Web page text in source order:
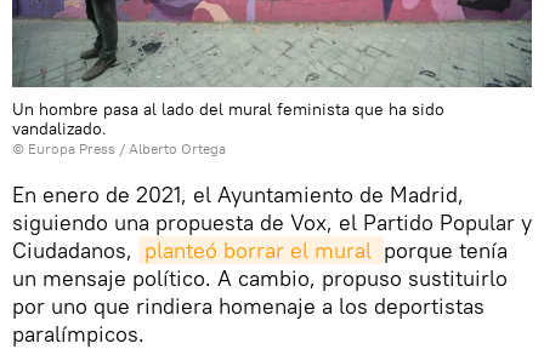
Un hombre pasa al lado del mural feminista que ha sido
vandalizado.
© Europa Press / Alberto Ortega
En enero de 2021, el Ayuntamiento de Madrid,
siguiendo una propuesta de Vox, el Partido Popular y
Ciudadanos, planteó borrar el mural porque tenía
un mensaje político. A cambio, propuso sustituirlo
por uno que rindiera homenaje a los deportistas
paralímpicos.